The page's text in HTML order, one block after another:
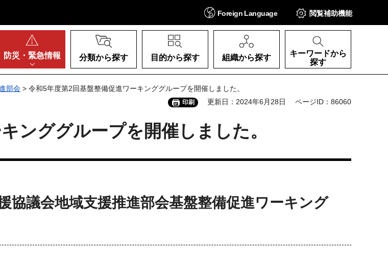
Foreign Language 閲覧補助機能
防災・ 緊急情報 分類から探す 目的から探す 組織から探す
キーワードから
探す
部会 > 令和5年度第2回基盤整備促進ワーキンググループを開催しました。
印刷 更新日：2024年6月28日 ページID：86060
ンググループを開催しました。
協議会地域支援推進部会基盤整備促進ワーキング